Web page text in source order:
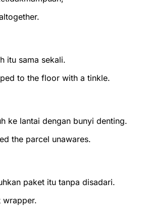
itu sama sekali.
to the floor with a tinkle.
ke lantai dengan bunyi denting.
the parcel unawares.
paket itu tanpa disadari.
wrapper.